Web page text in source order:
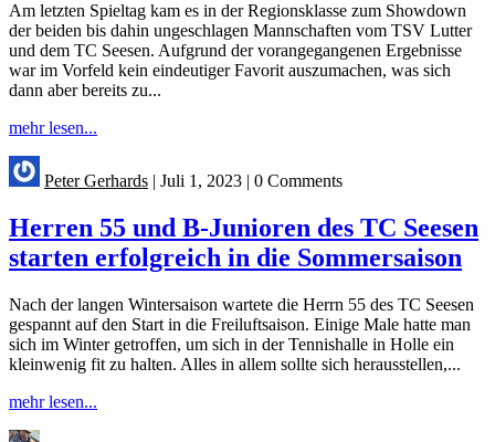
Am letzten Spieltag kam es in der Regionsklasse zum Showdown
der beiden bis dahin ungeschlagen Mannschaften vom TSV Lutter
und dem TC Seesen. Aufgrund der vorangegangenen Ergebnisse
war im Vorfeld kein eindeutiger Favorit auszumachen, was sich
dann aber bereits zu...
mehr lesen...
Peter Gerhards | Juli 1, 2023 | 0 Comments
Herren 55 und B-Junioren des TC Seesen
starten erfolgreich in die Sommersaison
Nach der langen Wintersaison wartete die Herrn 55 des TC Seesen
gespannt auf den Start in die Freiluftsaison. Einige Male hatte man
sich im Winter getroffen, um sich in der Tennishalle in Holle ein
kleinwenig fit zu halten. Alles in allem sollte sich herausstellen,...
mehr lesen...